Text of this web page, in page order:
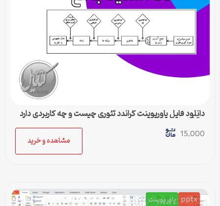
دانلود فایل پاورپوینت گراندد تئوری چیست و چه کاربردی دارد
15,000
مشاهده و خرید
pptx پاورپوینت